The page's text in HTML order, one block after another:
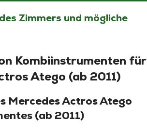
Zimmers und mögliche
Kombiinstrumenten für
Atego (ab 2011)
Mercedes Actros Atego
(ab 2011)